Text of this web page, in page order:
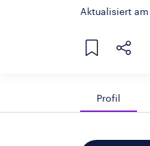
Aktualisiert
Profil